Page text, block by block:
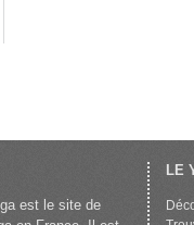
est le site de
LE